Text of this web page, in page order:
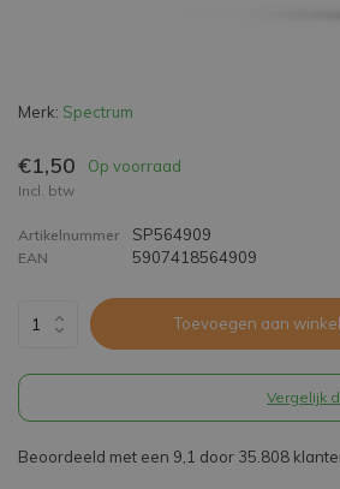
Merk: Spectrum
€1,50 Op voorraad
Incl. btw
Artikelnummer SP564909
EAN 5907418564909
Toevoegen aan
Vergelijk
Beoordeeld met een 9,1 door 35.808